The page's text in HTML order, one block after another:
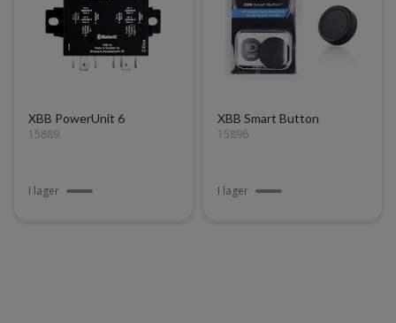
XBB PowerUnit 6
15889
I lager
XBB Smart Button
15896
I lager